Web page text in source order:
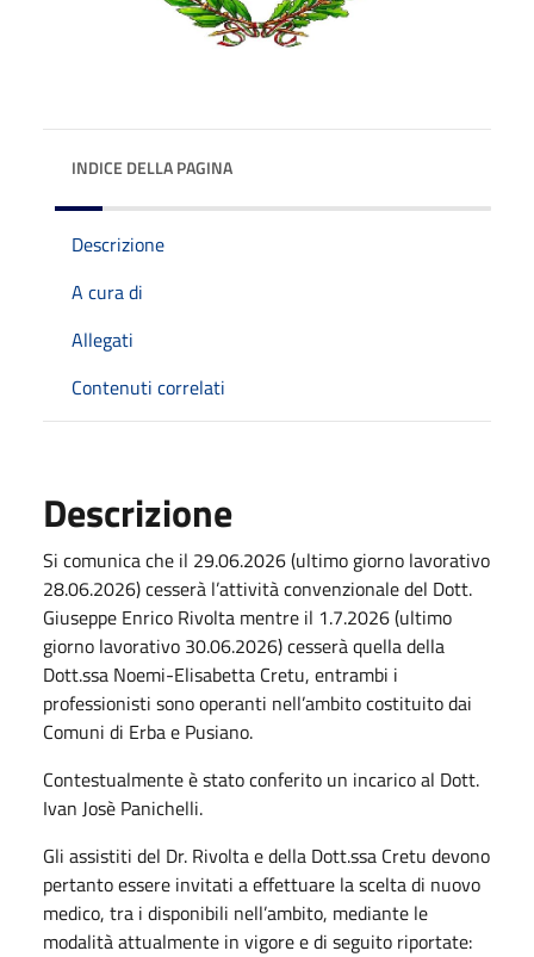
INDICE DELLA PAGINA
Descrizione
A cura di
Allegati
Contenuti correlati
Descrizione
Si comunica che il 29.06.2026 (ultimo giorno lavorativo
28.06.2026) cesserà l’attività convenzionale del Dott.
Giuseppe Enrico Rivolta mentre il 1.7.2026 (ultimo
giorno lavorativo 30.06.2026) cesserà quella della
Dott.ssa Noemi-Elisabetta Cretu, entrambi i
professionisti sono operanti nell’ambito costituito dai
Comuni di Erba e Pusiano.
Contestualmente è stato conferito un incarico al Dott.
Ivan Josè Panichelli.
Gli assistiti del Dr. Rivolta e della Dott.ssa Cretu devono
pertanto essere invitati a effettuare la scelta di nuovo
medico, tra i disponibili nell’ambito, mediante le
modalità attualmente in vigore e di seguito riportate: